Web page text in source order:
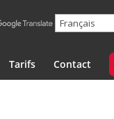
Tarifs Contact